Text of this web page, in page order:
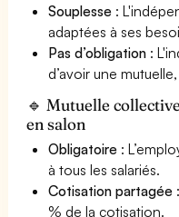
Souplesse :
adaptées à ses
Pas d’obligation :
d’avoir une
🔹 Mutuelle
en salon
Obligatoire :
à tous les salariés.
Cotisation partagée
% de la cotisation.